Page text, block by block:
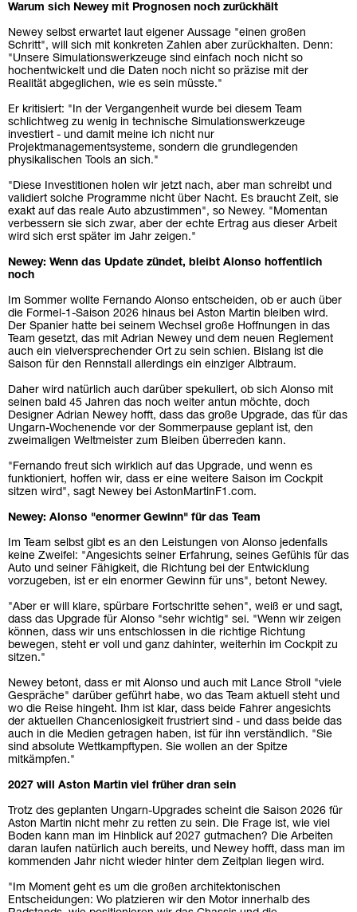
Warum sich Newey mit Prognosen noch zurückhält
Newey selbst erwartet laut eigener Aussage "einen großen
Schritt", will sich mit konkreten Zahlen aber zurückhalten. Denn:
"Unsere Simulationswerkzeuge sind einfach noch nicht so
hochentwickelt und die Daten noch nicht so präzise mit der
Realität abgeglichen, wie es sein müsste."
Er kritisiert: "In der Vergangenheit wurde bei diesem Team
schlichtweg zu wenig in technische Simulationswerkzeuge
investiert - und damit meine ich nicht nur
Projektmanagementsysteme, sondern die grundlegenden
physikalischen Tools an sich."
"Diese Investitionen holen wir jetzt nach, aber man schreibt und
validiert solche Programme nicht über Nacht. Es braucht Zeit, sie
exakt auf das reale Auto abzustimmen", so Newey. "Momentan
verbessern sie sich zwar, aber der echte Ertrag aus dieser Arbeit
wird sich erst später im Jahr zeigen."
Newey: Wenn das Update zündet, bleibt Alonso hoffentlich
noch
Im Sommer wollte Fernando Alonso entscheiden, ob er auch über
die Formel-1-Saison 2026 hinaus bei Aston Martin bleiben wird.
Der Spanier hatte bei seinem Wechsel große Hoffnungen in das
Team gesetzt, das mit Adrian Newey und dem neuen Reglement
auch ein vielversprechender Ort zu sein schien. Bislang ist die
Saison für den Rennstall allerdings ein einziger Albtraum.
Daher wird natürlich auch darüber spekuliert, ob sich Alonso mit
seinen bald 45 Jahren das noch weiter antun möchte, doch
Designer Adrian Newey hofft, dass das große Upgrade, das für das
Ungarn-Wochenende vor der Sommerpause geplant ist, den
zweimaligen Weltmeister zum Bleiben überreden kann.
"Fernando freut sich wirklich auf das Upgrade, und wenn es
funktioniert, hoffen wir, dass er eine weitere Saison im Cockpit
sitzen wird", sagt Newey bei AstonMartinF1.com.
Newey: Alonso "enormer Gewinn" für das Team
Im Team selbst gibt es an den Leistungen von Alonso jedenfalls
keine Zweifel: "Angesichts seiner Erfahrung, seines Gefühls für das
Auto und seiner Fähigkeit, die Richtung bei der Entwicklung
vorzugeben, ist er ein enormer Gewinn für uns", betont Newey.
"Aber er will klare, spürbare Fortschritte sehen", weiß er und sagt,
dass das Upgrade für Alonso "sehr wichtig" sei. "Wenn wir zeigen
können, dass wir uns entschlossen in die richtige Richtung
bewegen, steht er voll und ganz dahinter, weiterhin im Cockpit zu
sitzen."
Newey betont, dass er mit Alonso und auch mit Lance Stroll "viele
Gespräche" darüber geführt habe, wo das Team aktuell steht und
wo die Reise hingeht. Ihm ist klar, dass beide Fahrer angesichts
der aktuellen Chancenlosigkeit frustriert sind - und dass beide das
auch in die Medien getragen haben, ist für ihn verständlich. "Sie
sind absolute Wettkampftypen. Sie wollen an der Spitze
mitkämpfen."
2027 will Aston Martin viel früher dran sein
Trotz des geplanten Ungarn-Upgrades scheint die Saison 2026 für
Aston Martin nicht mehr zu retten zu sein. Die Frage ist, wie viel
Boden kann man im Hinblick auf 2027 gutmachen? Die Arbeiten
daran laufen natürlich auch bereits, und Newey hofft, dass man im
kommenden Jahr nicht wieder hinter dem Zeitplan liegen wird.
"Im Moment geht es um die großen architektonischen
Entscheidungen: Wo platzieren wir den Motor innerhalb des